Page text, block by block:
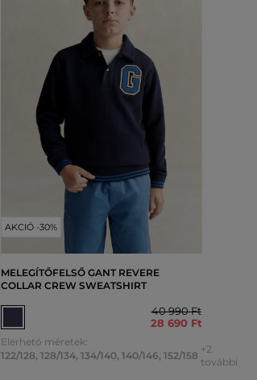
AKCIÓ -30%
MELEGÍTŐFELSŐ GANT REVERE
COLLAR CREW SWEATSHIRT
40 990 Ft
28 690 Ft
Elérhető méretek:
122/128, 128/134, 134/140, 140/146, 152/158
+2
további